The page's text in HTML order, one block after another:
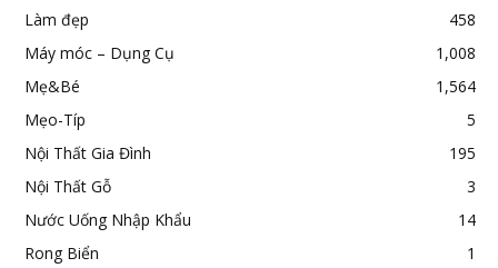
Làm đẹp
458
Máy móc – Dụng Cụ
1,008
Mẹ&Bé
1,564
Mẹo-Típ
5
Nội Thất Gia Đình
195
Nội Thất Gỗ
3
Nước Uống Nhập Khẩu
14
Rong Biển
1